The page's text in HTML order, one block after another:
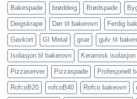
Bakespade brøddeig Brødspade
Deigskrape Dør til bakerovn Ferdig
Gavkort GI Metal grue gulv til
Isolasjon til bakerovn Keramisk isolasjon
Pizzaserver Pizzaspade Profesjonell
RofcoB20 rofcoB40 Rofco bakeovn